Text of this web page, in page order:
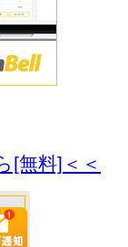
[無料]＜＜